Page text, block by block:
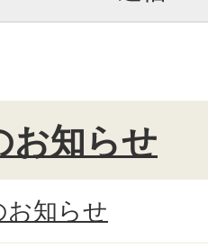
お知らせ
お知らせ